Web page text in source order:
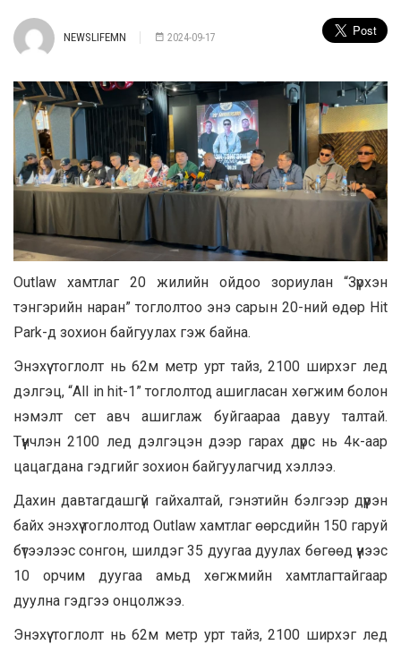
NEWSLIFEMN 2024-09-17
Outlaw хамтлаг 20 жилийн ойдоо зориулан “Зүрхэн
тэнгэрийн наран” тоглолтоо энэ сарын 20-ний өдөр Hit
Park-д зохион байгуулах гэж байна.
Энэхүү тоглолт нь 62м метр урт тайз, 2100 ширхэг лед
дэлгэц, “All in hit-1” тоглолтод ашигласан хөгжим болон
нэмэлт сет авч ашиглаж буйгаараа давуу талтай.
Түүнчлэн 2100 лед дэлгэцэн дээр гарах дүрс нь 4к-аар
цацагдана гэдгийг зохион байгуулагчид хэллээ.
Дахин давтагдашгүй гайхалтай, гэнэтийн бэлгээр дүүрэн
байх энэхүү тоглолтод Outlaw хамтлаг өөрсдийн 150 гаруй
бүтээлээс сонгон, шилдэг 35 дуугаа дуулах бөгөөд үүнээс
10 орчим дуугаа амьд хөгжмийн хамтлагтайгаар
дуулна гэдгээ онцолжээ.
Энэхүү тоглолт нь 62м метр урт тайз, 2100 ширхэг лед